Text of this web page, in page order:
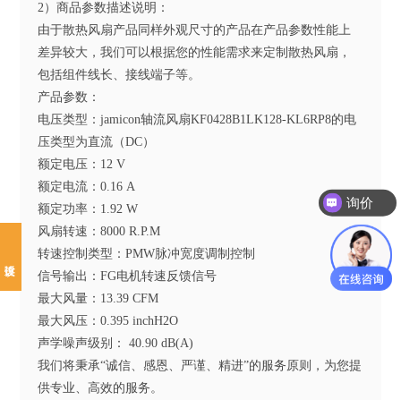
2）商品参数描述说明：
由于散热风扇产品同样外观尺寸的产品在产品参数性能上
差异较大，我们可以根据您的性能需求来定制散热风扇，
包括组件线长、接线端子等。
产品参数：
电压类型：jamicon轴流风扇KF0428B1LK128-KL6RP8的电
压类型为直流（DC）
额定电压：12 V
额定电流：0.16 A
额定功率：1.92 W
风扇转速：8000 R.P.M
转速控制类型：PMW脉冲宽度调制控制
信号输出：FG电机转速反馈信号
最大风量：13.39 CFM
最大风压：0.395 inchH2O
声学噪声级别： 40.90 dB(A)
我们将秉承“诚信、感恩、严谨、精进”的服务原则，为您提
供专业、高效的服务。
询价